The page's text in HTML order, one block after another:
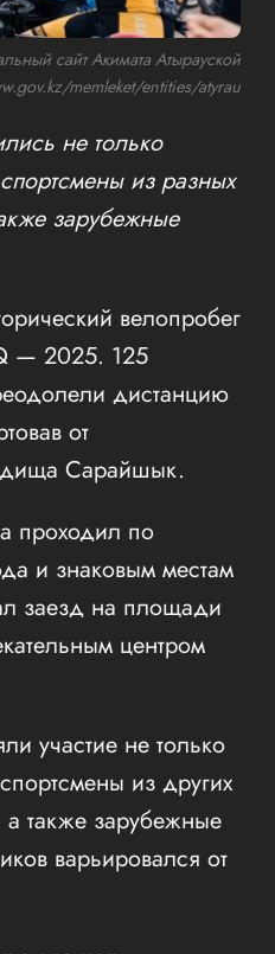
сайт Акимата Атырауской
memleket/entities/atyrau
не только
из разных
зарубежные
велопробег
— 2025. 125
дистанцию
от
Сарайшык.
проходил по
и знаковым местам
заезд на площади
центром
участие не только
из других
а также зарубежные
варьировался от